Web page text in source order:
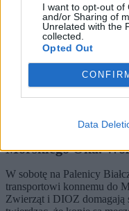
I want to opt-out of
and/or Sharing of
Unrelated with the
collected.
Opted Out
Data
Pikieta przeciw
Morskiego Oka.
W sobotę na Palenicy
transportowi konnemu do
Zwierząt i DIOZ domagają